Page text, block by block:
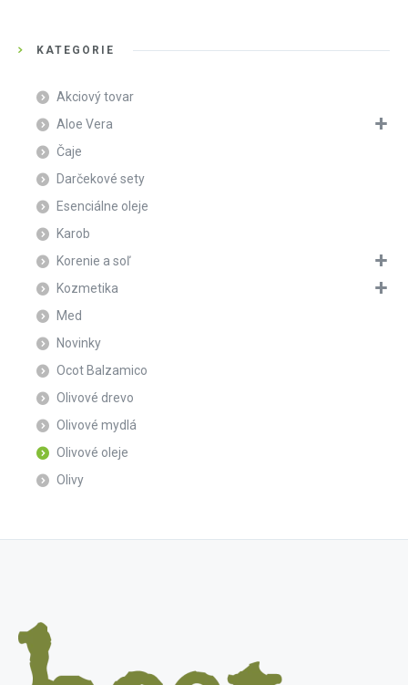
KATEGÓRIE
Akciový tovar
Aloe Vera
Čaje
Darčekové sety
Esenciálne oleje
Karob
Korenie a soľ
Kozmetika
Med
Novinky
Ocot Balzamico
Olivové drevo
Olivové mydlá
Olivové oleje
Olivy